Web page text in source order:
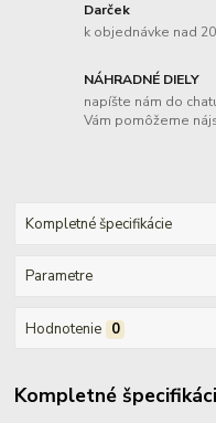
Darček
k objednávke nad
NÁHRADNÉ DIELY
napíšte nám do
Vám pomôžeme
Kompletné špecifikácie
Parametre
Hodnotenie 0
Kompletné